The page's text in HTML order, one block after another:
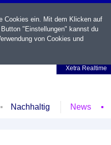
Xetra Realtime
Nachhaltig News
Cookies ein. Mit dem Klicken auf
"Einstellungen" kannst du
von Cookies und